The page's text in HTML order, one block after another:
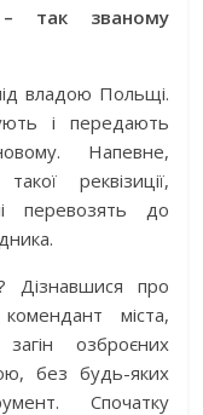
– так званому
владою Польщі.
і передають
Напевне,
реквізиції,
перевозять до
про
міста,
озброєних
без будь-яких
Спочатку